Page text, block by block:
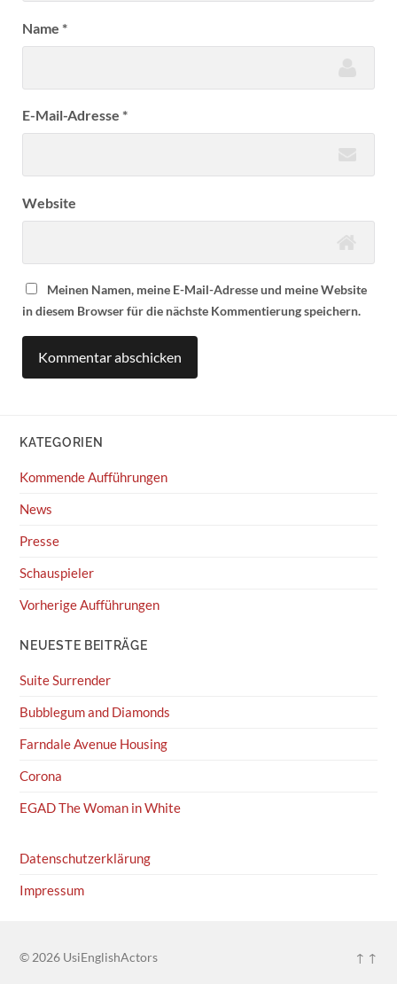
Name *
E-Mail-Adresse *
Website
Meinen Namen, meine E-Mail-Adresse und meine Website
in diesem Browser für die nächste Kommentierung speichern.
KATEGORIEN
Kommende Aufführungen
News
Presse
Schauspieler
Vorherige Aufführungen
NEUESTE BEITRÄGE
Suite Surrender
Bubblegum and Diamonds
Farndale Avenue Housing
Corona
EGAD The Woman in White
Datenschutzerklärung
Impressum
© 2026 UsiEnglishActors ↑ ↑